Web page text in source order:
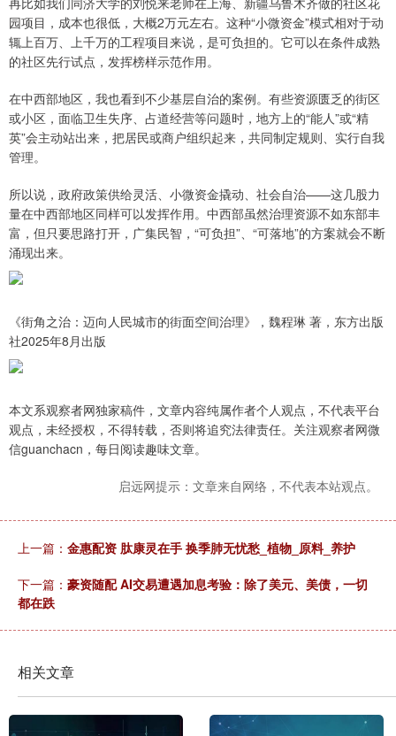
园项目，成本也很低，大概2万元左右。这种“小微资金”模式相对于动
辄上百万、上千万的工程项目来说，是可负担的。它可以在条件成熟
的社区先行试点，发挥榜样示范作用。
在中西部地区，我也看到不少基层自治的案例。有些资源匮乏的街区
或小区，面临卫生失序、占道经营等问题时，地方上的“能人”或“精
英”会主动站出来，把居民或商户组织起来，共同制定规则、实行自我
管理。
所以说，政府政策供给灵活、小微资金撬动、社会自治——这几股力
量在中西部地区同样可以发挥作用。中西部虽然治理资源不如东部丰
富，但只要思路打开，广集民智，“可负担”、“可落地”的方案就会不断
涌现出来。
《街角之治：迈向人民城市的街面空间治理》，魏程琳 著，东方出版
社2025年8月出版
本文系观察者网独家稿件，文章内容纯属作者个人观点，不代表平台
观点，未经授权，不得转载，否则将追究法律责任。关注观察者网微
信guanchacn，每日阅读趣味文章。
启远网提示：文章来自网络，不代表本站观点。
上一篇： 金惠配资 肽康灵在手 换季肺无忧愁_植物_原料_养护
下一篇： 豪资随配 AI交易遭遇加息考验：除了美元、美债，一切
都在跌
相关文章